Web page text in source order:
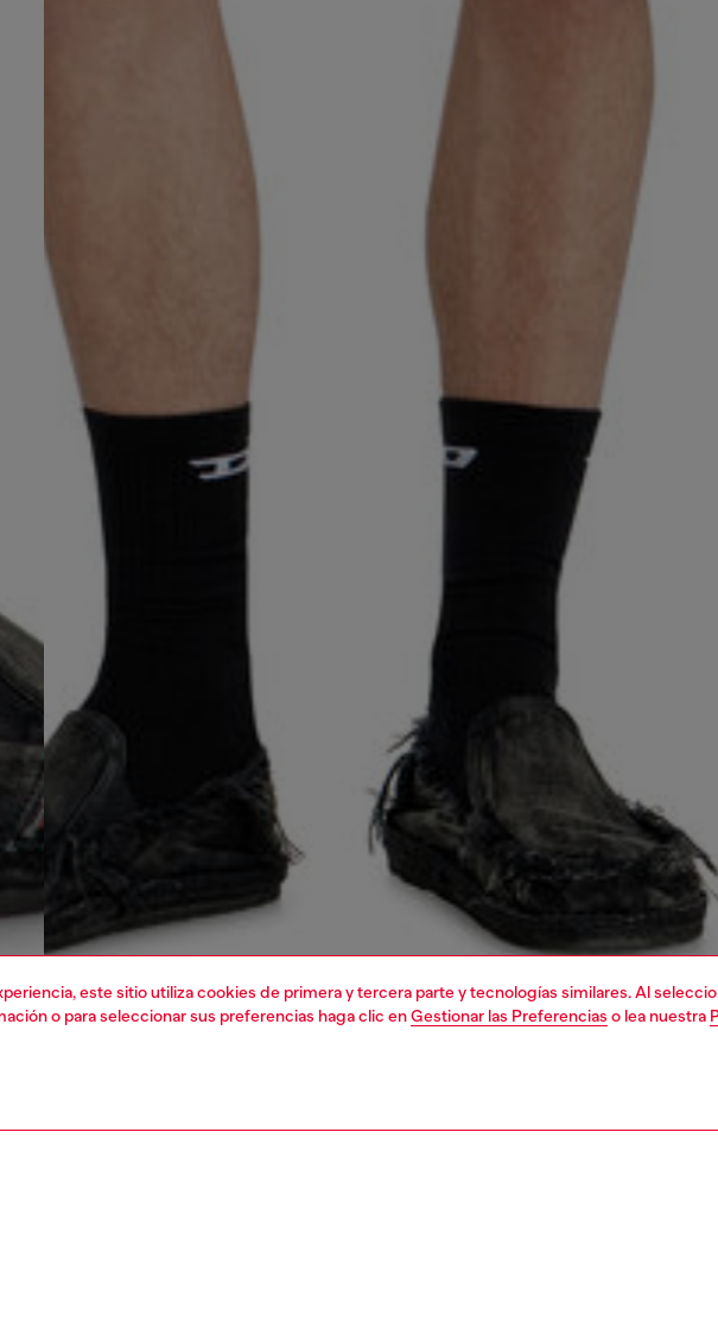
este sitio utiliza cookies de primera y tercera parte y tecnologías similares. Al
o para seleccionar sus preferencias haga clic enGestionar las Preferencias o lea nuestra